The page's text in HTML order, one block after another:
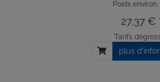
Poids environ:
27,37 €
Tarifs
plus